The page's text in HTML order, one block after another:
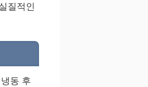
질적인
동 후